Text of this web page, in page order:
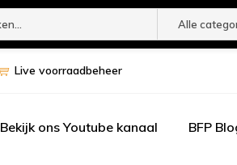
Alle
Live voorraadbeheer
Bekijk ons Youtube kanaal BFP